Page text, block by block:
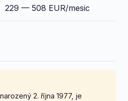
229 — 508 EUR/mesic
2. října 1977, je